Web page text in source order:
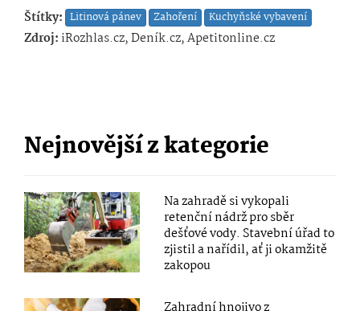
Štítky: Litinová pánev Zahoření Kuchyňské vybavení
Zdroj: iRozhlas.cz, Deník.cz, Apetitonline.cz
Nejnovější z kategorie
Na zahradě si vykopali
retenční nádrž pro sběr
dešťové vody. Stavební úřad to
zjistil a nařídil, ať ji okamžitě
zakopou